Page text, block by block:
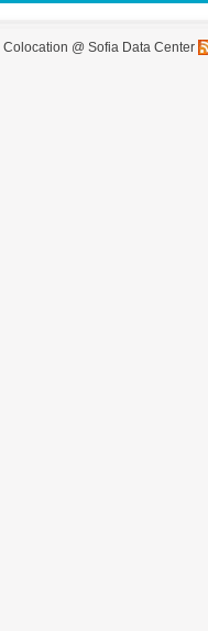
Colocation @ Sofia Data Center